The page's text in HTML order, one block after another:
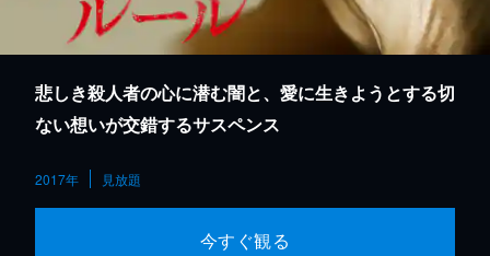
悲しき殺人者の心に潜む闇と、愛に生きようとする切
ない想いが交錯するサスペンス
2017年 見放題
今すぐ観る